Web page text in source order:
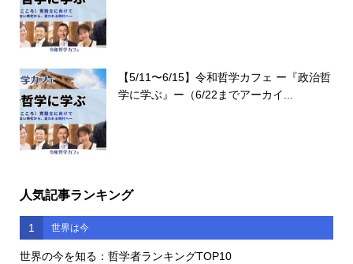
【5/11〜6/15】令和哲学カフェ ー『政治哲
学に学ぶ』ー（6/22までアーカイ...
人気記事ランキング
1 世界は今
世界の今を知る：哲学者ランキングTOP10